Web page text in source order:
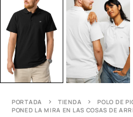
PORTADA TIENDA
POLO DE
PONED LA MIRA EN LAS COSAS DE